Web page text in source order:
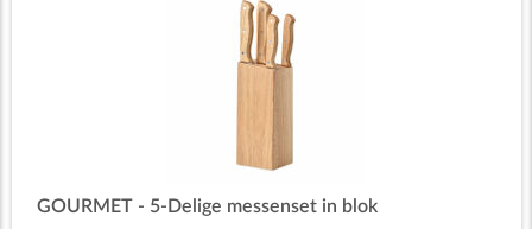
GOURMET - 5-Delige messenset in blok